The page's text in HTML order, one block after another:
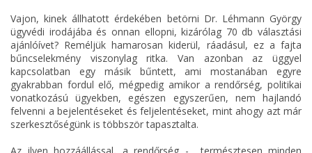
Vajon, kinek állhatott érdekében betörni Dr. Léhmann György
ügyvédi irodájába és onnan ellopni, kizárólag 70 db választási
ajánlóívet? Reméljük hamarosan kiderül, ráadásul, ez a fajta
bűncselekmény viszonylag ritka. Van azonban az üggyel
kapcsolatban egy másik bűntett, ami mostanában egyre
gyakrabban fordul elő, mégpedig amikor a rendőrség, politikai
vonatkozású ügyekben, egészen egyszerűen, nem hajlandó
felvenni a bejelentéseket és feljelentéseket, mint ahogy azt már
szerkesztőségünk is többször tapasztalta.